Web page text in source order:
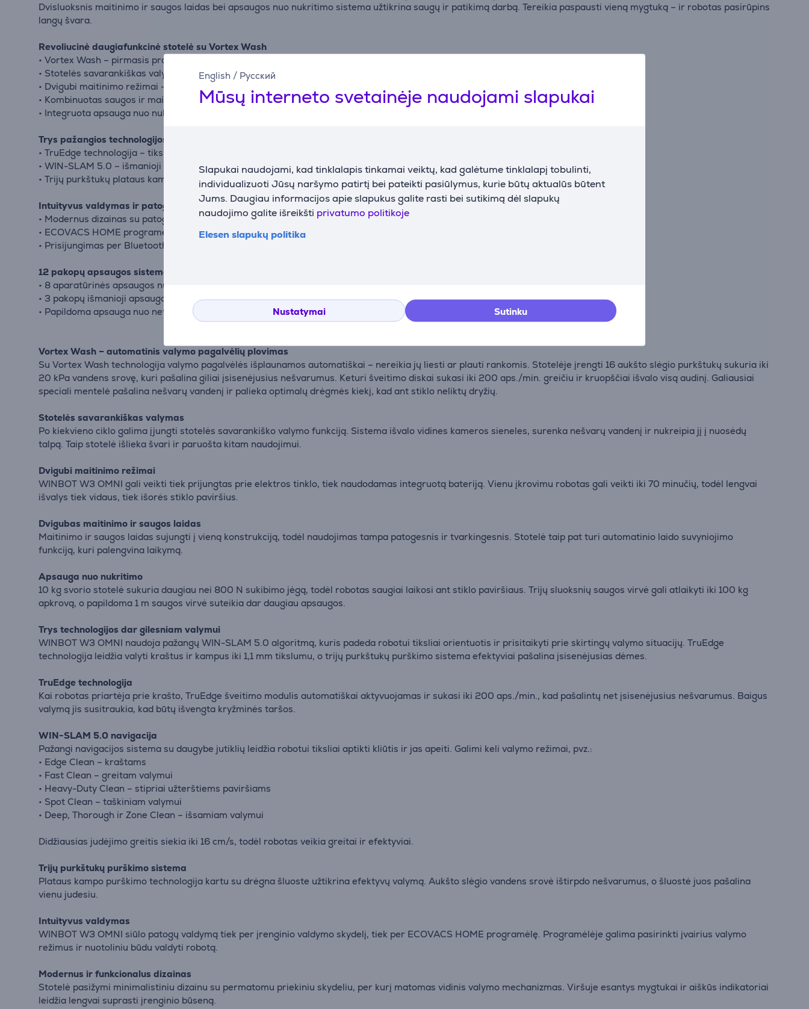
English / Русский
Mūsų interneto svetainėje naudojami slapukai
Slapukai naudojami, kad tinklalapis tinkamai veiktų, kad galėtume tinklalapį tobulinti,
individualizuoti Jūsų naršymo patirtį bei pateikti pasiūlymus, kurie būtų aktualūs būtent
Jums. Daugiau informacijos apie slapukus galite rasti bei sutikimą dėl slapukų
naudojimo galite išreikšti privatumo politikoje
Elesen slapukų politika
Nustatymai Sutinku
Dvisluoksnis maitinimo ir saugos laidas bei apsaugos nuo nukritimo sistema užtikrina saugų ir patikimą darbą. Tereikia paspausti vieną mygtuką – ir robotas pasirūpins
langų švara.
Revoliucinė daugiafunkcinė stotelė su Vortex Wash
• Vortex Wash – pirmasis pramonėje valymo pagalvėlių plovimas be kontakto
• Stotelės savarankiškas valymas – visada švari ir paruošta naudojimui
• Dvigubi maitinimo režimai – galima naudoti su baterija arba prijungus prie tinklo
• Kombinuotas saugos ir maitinimo laidas patogiam naudojimui
• Integruota apsauga nuo nukritimo
Trys pažangios technologijos gilesniam valymui
• TruEdge technologija – tikslus kraštų valymas be kryžminės taršos
• WIN-SLAM 5.0 – išmanioji navigacija įvairioms valymo situacijoms
• Trijų purkštukų plataus kampo purškimo sistema su drėgna šluoste
Intuityvus valdymas ir patogi sąveika
• Modernus dizainas su patogiais valdymo elementais
• ECOVACS HOME programėlė – pilnas valymo valdymas
• Prisijungimas per Bluetooth arba Wi-Fi
12 pakopų apsaugos sistema
• 8 aparatūrinės apsaugos nuo nukritimo priemonės
• 3 pakopų išmanioji apsaugos sistema
• Papildoma apsauga nuo netyčinių pažeidimų
Vortex Wash – automatinis valymo pagalvėlių plovimas
Su Vortex Wash technologija valymo pagalvėlės išplaunamos automatiškai – nereikia jų liesti ar plauti rankomis. Stotelėje įrengti 16 aukšto slėgio purkštukų sukuria iki
20 kPa vandens srovę, kuri pašalina giliai įsisenėjusius nešvarumus. Keturi šveitimo diskai sukasi iki 200 aps./min. greičiu ir kruopščiai išvalo visą audinį. Galiausiai
speciali mentelė pašalina nešvarų vandenį ir palieka optimalų drėgmės kiekį, kad ant stiklo neliktų dryžių.
Stotelės savarankiškas valymas
Po kiekvieno ciklo galima įjungti stotelės savarankiško valymo funkciją. Sistema išvalo vidines kameros sieneles, surenka nešvarų vandenį ir nukreipia jį į nuosėdų
talpą. Taip stotelė išlieka švari ir paruošta kitam naudojimui.
Dvigubi maitinimo režimai
WINBOT W3 OMNI gali veikti tiek prijungtas prie elektros tinklo, tiek naudodamas integruotą bateriją. Vienu įkrovimu robotas gali veikti iki 70 minučių, todėl lengvai
išvalys tiek vidaus, tiek išorės stiklo paviršius.
Dvigubas maitinimo ir saugos laidas
Maitinimo ir saugos laidas sujungti į vieną konstrukciją, todėl naudojimas tampa patogesnis ir tvarkingesnis. Stotelė taip pat turi automatinio laido suvyniojimo
funkciją, kuri palengvina laikymą.
Apsauga nuo nukritimo
10 kg svorio stotelė sukuria daugiau nei 800 N sukibimo jėgą, todėl robotas saugiai laikosi ant stiklo paviršiaus. Trijų sluoksnių saugos virvė gali atlaikyti iki 100 kg
apkrovą, o papildoma 1 m saugos virvė suteikia dar daugiau apsaugos.
Trys technologijos dar gilesniam valymui
WINBOT W3 OMNI naudoja pažangų WIN-SLAM 5.0 algoritmą, kuris padeda robotui tiksliai orientuotis ir prisitaikyti prie skirtingų valymo situacijų. TruEdge
technologija leidžia valyti kraštus ir kampus iki 1,1 mm tikslumu, o trijų purkštukų purškimo sistema efektyviai pašalina įsisenėjusias dėmes.
TruEdge technologija
Kai robotas priartėja prie krašto, TruEdge šveitimo modulis automatiškai aktyvuojamas ir sukasi iki 200 aps./min., kad pašalintų net įsisenėjusius nešvarumus. Baigus
valymą jis susitraukia, kad būtų išvengta kryžminės taršos.
WIN-SLAM 5.0 navigacija
Pažangi navigacijos sistema su daugybe jutiklių leidžia robotui tiksliai aptikti kliūtis ir jas apeiti. Galimi keli valymo režimai, pvz.:
• Edge Clean – kraštams
• Fast Clean – greitam valymui
• Heavy-Duty Clean – stipriai užterštiems paviršiams
• Spot Clean – taškiniam valymui
• Deep, Thorough ir Zone Clean – išsamiam valymui
Didžiausias judėjimo greitis siekia iki 16 cm/s, todėl robotas veikia greitai ir efektyviai.
Trijų purkštukų purškimo sistema
Plataus kampo purškimo technologija kartu su drėgna šluoste užtikrina efektyvų valymą. Aukšto slėgio vandens srovė ištirpdo nešvarumus, o šluostė juos pašalina
vienu judesiu.
Intuityvus valdymas
WINBOT W3 OMNI siūlo patogų valdymą tiek per įrenginio valdymo skydelį, tiek per ECOVACS HOME programėlę. Programėlėje galima pasirinkti įvairius valymo
režimus ir nuotoliniu būdu valdyti robotą.
Modernus ir funkcionalus dizainas
Stotelė pasižymi minimalistiniu dizainu su permatomu priekiniu skydeliu, per kurį matomas vidinis valymo mechanizmas. Viršuje esantys mygtukai ir aiškūs indikatoriai
leidžia lengvai suprasti įrenginio būseną.